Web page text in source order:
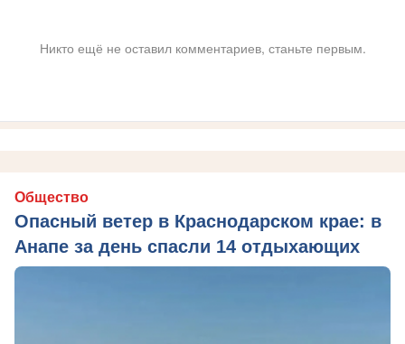
Никто ещё не оставил комментариев, станьте первым.
Общество
Опасный ветер в Краснодарском крае: в
Анапе за день спасли 14 отдыхающих